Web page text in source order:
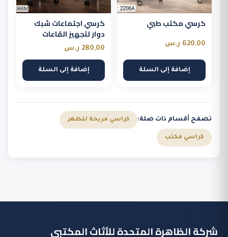
كرسي مكتب طبي
620,00 ر.س
إضافة إلى السلة
كرسي اجتماعات شبك
دوار لتجهيز القاعات
بالجملة
280,00 ر.س
إضافة إلى السلة
تصفح أقسام ذات صلة: كراسي مريحة للظهر
كراسي مكتب
شركة الظاهرة المتحدة للأثاث المكتبي